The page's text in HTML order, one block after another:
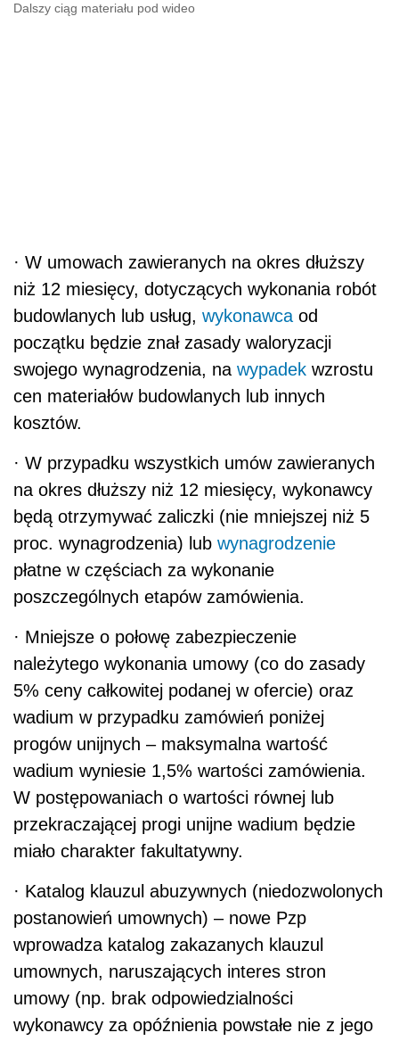
Dalszy ciąg materiału pod wideo
· W umowach zawieranych na okres dłuższy
niż 12 miesięcy, dotyczących wykonania robót
budowlanych lub usług, wykonawca od
początku będzie znał zasady waloryzacji
swojego wynagrodzenia, na wypadek wzrostu
cen materiałów budowlanych lub innych
kosztów.
· W przypadku wszystkich umów zawieranych
na okres dłuższy niż 12 miesięcy, wykonawcy
będą otrzymywać zaliczki (nie mniejszej niż 5
proc. wynagrodzenia) lub wynagrodzenie
płatne w częściach za wykonanie
poszczególnych etapów zamówienia.
· Mniejsze o połowę zabezpieczenie
należytego wykonania umowy (co do zasady
5% ceny całkowitej podanej w ofercie) oraz
wadium w przypadku zamówień poniżej
progów unijnych – maksymalna wartość
wadium wyniesie 1,5% wartości zamówienia.
W postępowaniach o wartości równej lub
przekraczającej progi unijne wadium będzie
miało charakter fakultatywny.
· Katalog klauzul abuzywnych (niedozwolonych
postanowień umownych) – nowe Pzp
wprowadza katalog zakazanych klauzul
umownych, naruszających interes stron
umowy (np. brak odpowiedzialności
wykonawcy za opóźnienia powstałe nie z jego